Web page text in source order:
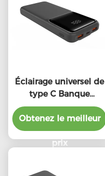
Éclairage universel de
type C Banque
d'alimentation par
câble Noir Blanc
Protection contre les
surcharges
Obtenez le meilleur
prix